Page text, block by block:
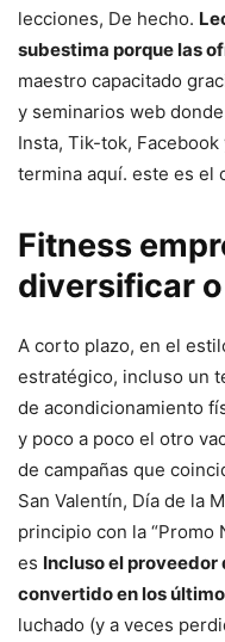
lecciones, De hecho.
subestima porque las
maestro capacitado
y seminarios web
Insta, Tik-tok,
termina aquí. este es el
Fitness
diversificar
A corto plazo, en el
estratégico, incluso un
de acondicionamiento
y poco a poco el otro
de campañas que
San Valentín, Día de la
principio con la “Promo
es Incluso el proveedor
convertido en los
luchado (y a veces